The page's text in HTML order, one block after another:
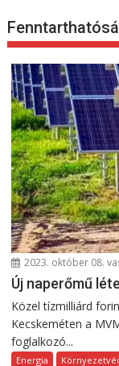
2023. október 08.
Új naperőmű
Közel tízmilliárd
Kecskeméten a
foglalkozó...
Energia